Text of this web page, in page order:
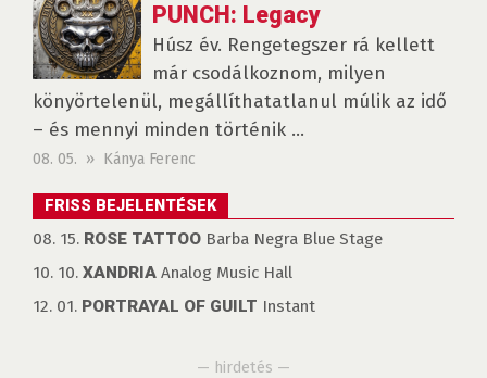
PUNCH: Legacy
Húsz év. Rengetegszer rá kellett
már csodálkoznom, milyen
könyörtelenül, megállíthatatlanul múlik az idő
– és mennyi minden történik ...
08. 05. » Kánya Ferenc
FRISS BEJELENTÉSEK
08. 15. ROSE TATTOO Barba Negra Blue Stage
10. 10. XANDRIA Analog Music Hall
12. 01. PORTRAYAL OF GUILT Instant
— hirdetés —